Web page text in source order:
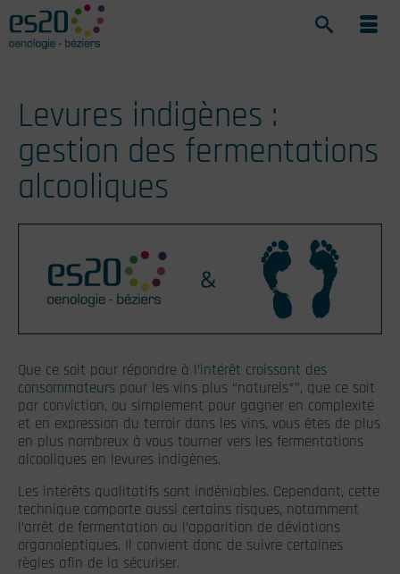
Levures indigènes :
gestion des fermentations
alcooliques
Que ce soit pour répondre à l’intérêt croissant des
consommateurs pour les vins plus “naturels*”, que ce soit
par conviction, ou simplement pour gagner en complexité
et en expression du terroir dans les vins, vous êtes de plus
en plus nombreux à vous tourner vers les fermentations
alcooliques en levures indigènes.
Les intérêts qualitatifs sont indéniables. Cependant, cette
technique comporte aussi certains risques, notamment
l’arrêt de fermentation ou l’apparition de déviations
organoleptiques. Il convient donc de suivre certaines
règles afin de la sécuriser.